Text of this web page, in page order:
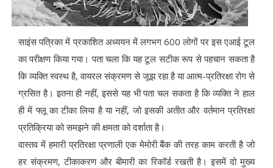
साइंस पत्रिका में प्रकाशित अध्ययन में लगभग 600 लोगों पर इस एआई टूल
का परीक्षण किया गया। पता चला कि यह टूल सटीक रूप से पहचान सकता है
कि व्यक्ति स्वस्थ है, वायरल संक्रमण से जूझ रहा है या आत्म-प्रतिरक्षा रोग से
ग्रसित है। इतना ही नहीं, इससे यह भी पता चल सकता है कि व्यक्ति ने हाल
ही में फ्लू का टीका लिया है या नहीं, जो इसकी अतीत और वर्तमान प्रतिरक्षा
प्रतिक्रिया को समझने की क्षमता को दर्शाता है।
वास्तव में हमारी प्रतिरक्षा प्रणाली एक मेमोरी बैंक की तरह काम करती है जो
हर संक्रमण, टीकाकरण और बीमारी का रिकॉर्ड रखती है। इसमें दो मुख्य